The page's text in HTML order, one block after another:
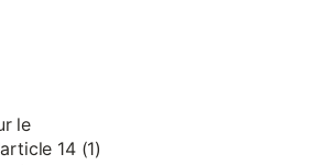
le
14 (1)